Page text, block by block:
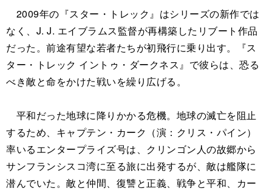
2009年の『スター・トレック』はシリーズの新作では
なく、J. J. エイブラムス監督が再構築したリブート作品
だった。前途有望な若者たちが初飛行に乗り出す。『ス
ター・トレック イントゥ・ダークネス』で彼らは、恐る
べき敵と命をかけた戦いを繰り広げる。
平和だった地球に降りかかる危機。地球の滅亡を阻止
するため、キャプテン・カーク（演：クリス・パイン）
率いるエンタープライズ号は、クリンゴン人の故郷から
サンフランシスコ湾に至る旅に出発するが、敵は艦隊に
潜んでいた。敵と仲間、復讐と正義、戦争と平和、カー